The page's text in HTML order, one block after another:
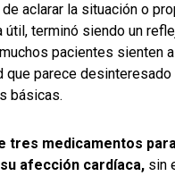
aclarar la situación o
útil, terminó siendo un
pacientes sienten
que parece desinteresado
básicas.
tres medicamentos
afección cardíaca, sin